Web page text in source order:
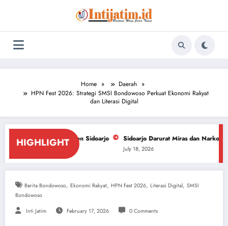
Home
Daerah
HPN Fest 2026: Strategi SMSI Bondowoso Perkuat Ekonomi Rakyat
dan Literasi Digital
HIGHLIGHT
Sidoarjo Sidoarjo Darurat Miras dan Narkoba, ForPiS Desak
July 18, 2026
Berita Bondowoso, Ekonomi Rakyat, HPN Fest 2026, Literasi Digital, SMSI
Bondowoso
Inti Jatim February 17, 2026 0 Comments